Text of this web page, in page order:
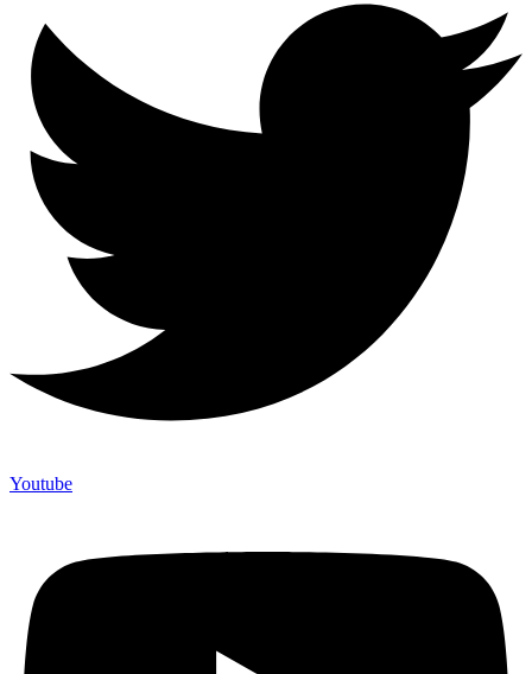
Youtube